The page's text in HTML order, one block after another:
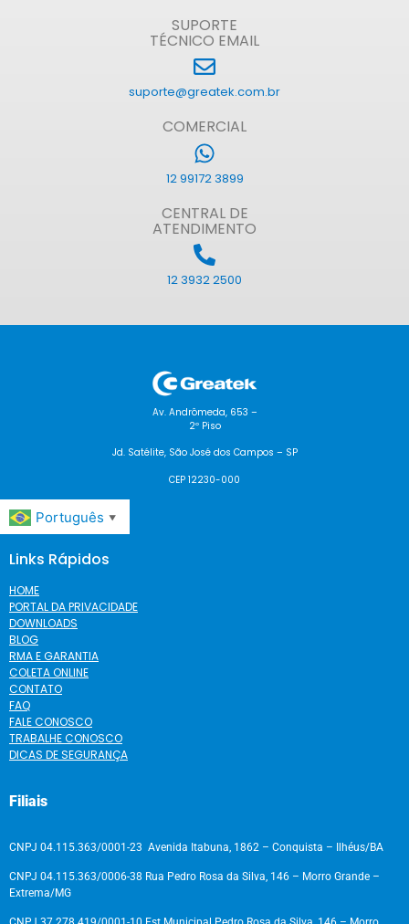
SUPORTE
TÉCNICO EMAIL
suporte@greatek.com.br
COMERCIAL
12 99172 3899
CENTRAL DE
ATENDIMENTO
12 3932 2500
Av. Andrômeda, 653 –
2º Piso
Jd. Satélite, São José dos Campos – SP
CEP 12230-000
Português ▼
Links Rápidos
HOME
PORTAL DA PRIVACIDADE
DOWNLOADS
BLOG
RMA E GARANTIA
COLETA ONLINE
CONTATO
FAQ
FALE CONOSCO
TRABALHE CONOSCO
DICAS DE SEGURANÇA
Filiais
CNPJ 04.115.363/0001-23 Avenida Itabuna, 1862 – Conquista – Ilhéus/BA
CNPJ 04.115.363/0006-38 Rua Pedro Rosa da Silva, 146 – Morro Grande –
Extrema/MG